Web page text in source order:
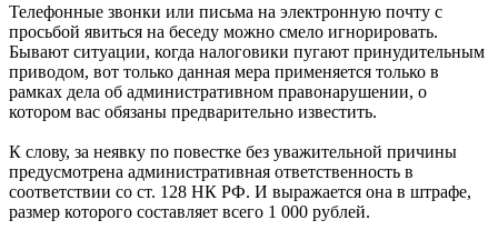
Телефонные звонки или письма на электронную почту с
просьбой явиться на беседу можно смело игнорировать.
Бывают ситуации, когда налоговики пугают принудительным
приводом, вот только данная мера применяется только в
рамках дела об административном правонарушении, о
котором вас обязаны предварительно известить.
К слову, за неявку по повестке без уважительной причины
предусмотрена административная ответственность в
соответствии со ст. 128 НК РФ. И выражается она в штрафе,
размер которого составляет всего 1 000 рублей.